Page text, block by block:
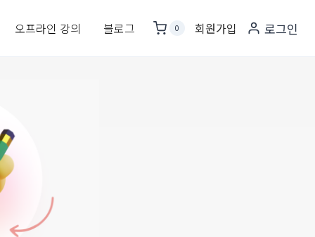
오프라인 강의 블로그 0 회원가입 로그인